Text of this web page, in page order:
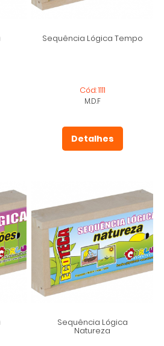
Sequência Lógica Tempo
Cód: 1111
M.D.F
Detalhes
Sequência Lógica
Natureza